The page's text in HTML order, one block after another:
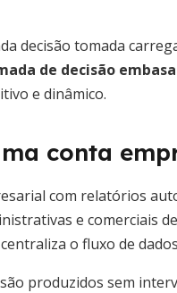
decisão tomada
de decisão
e dinâmico.
conta
com relatórios
e comerciais
centraliza o fluxo de
produzidos sem